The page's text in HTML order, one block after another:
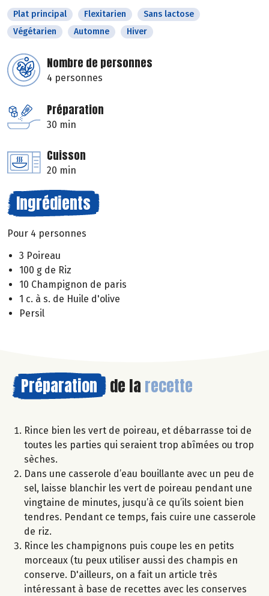
Plat principal Flexitarien
Sans lactose
Végétarien
Automne Hiver
Nombre de personnes
4 personnes
Préparation
30 min
Cuisson
20 min
Ingrédients
Pour 4 personnes
3 Poireau
100 g de Riz
10 Champignon de paris
1 c. à s. de Huile d'olive
Persil
Préparation de la recette
Rince bien les vert de poireau, et débarrasse toi de
toutes les parties qui seraient trop abîmées ou trop
sèches.
Dans une casserole d’eau bouillante avec un peu de
sel, laisse blanchir les vert de poireau pendant une
vingtaine de minutes, jusqu’à ce qu’ils soient bien
tendres. Pendant ce temps, fais cuire une casserole
de riz.
Rince les champignons puis coupe les en petits
morceaux (tu peux utiliser aussi des champis en
conserve. D'ailleurs, on a fait un article très
intéressant à base de recettes avec les conserves